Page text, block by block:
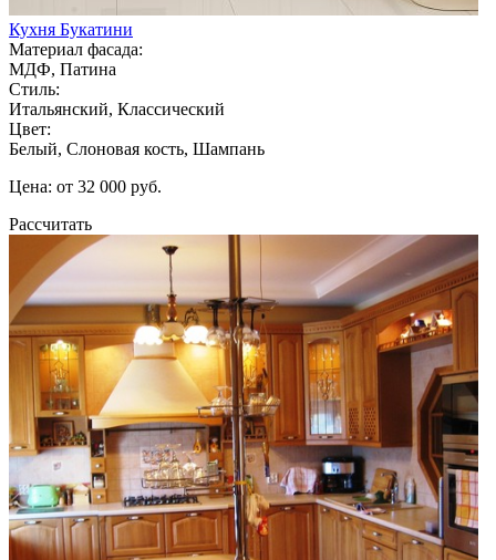
Кухня Букатини
Материал фасада:
МДФ, Патина
Стиль:
Итальянский, Классический
Цвет:
Белый, Слоновая кость, Шампань
Цена: от 32 000 руб.
Рассчитать